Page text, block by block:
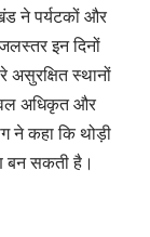
ने पर्यटकों और
इन दिनों
असुरक्षित स्थानों
अधिकृत और
ने कहा कि थोड़ी
बन सकती है।